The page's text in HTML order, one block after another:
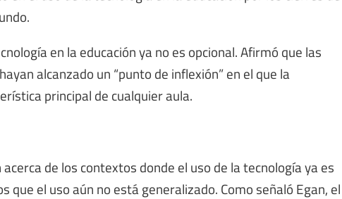
en la educación ya no es opcional. Afirmó que las
alcanzado un “punto de inflexión” en el que la
principal de cualquier aula.
de los contextos donde el uso de la tecnología ya es
que el uso aún no está generalizado. Como señaló Egan, el